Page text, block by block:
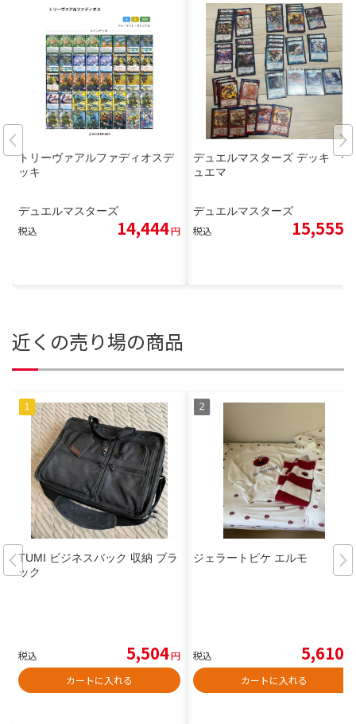
トリーヴァアルファディオスデ
ッキ
デュエルマスターズ
税込 14,444円
デュエルマスターズ デッキ デ
ュエマ
デュエルマスターズ
税込 15,555
近くの売り場の商品
TUMI ビジネスバック 収納 ブラ
ック
税込 5,504円
カートに入れる
ジェラートピケ エルモ
税込 5,610
カートに入れる